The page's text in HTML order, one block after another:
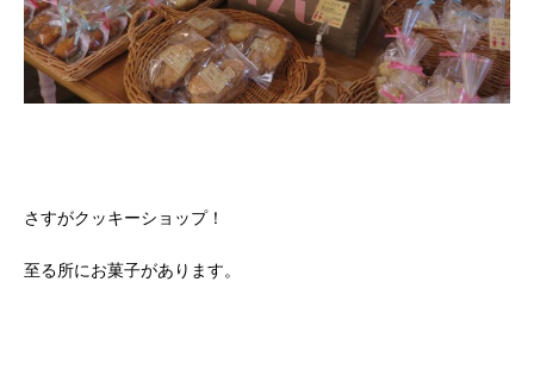
さすがクッキーショップ！
至る所にお菓子があります。